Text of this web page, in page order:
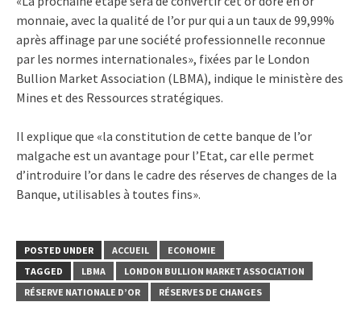
monnaie, avec la qualité de l’or pur qui a un taux de 99,99%
après affinage par une société professionnelle reconnue
par les normes internationales», fixées par le London
Bullion Market Association (LBMA), indique le ministère des
Mines et des Ressources stratégiques.
Il explique que «la constitution de cette banque de l’or
malgache est un avantage pour l’Etat, car elle permet
d’introduire l’or dans le cadre des réserves de changes de la
Banque, utilisables à toutes fins».
POSTED UNDER ACCUEIL
ECONOMIE
TAGGED
LBMA
LONDON BULLION MARKET ASSOCIATION
RÉSERVE NATIONALE D’OR
RÉSERVES DE CHANGES